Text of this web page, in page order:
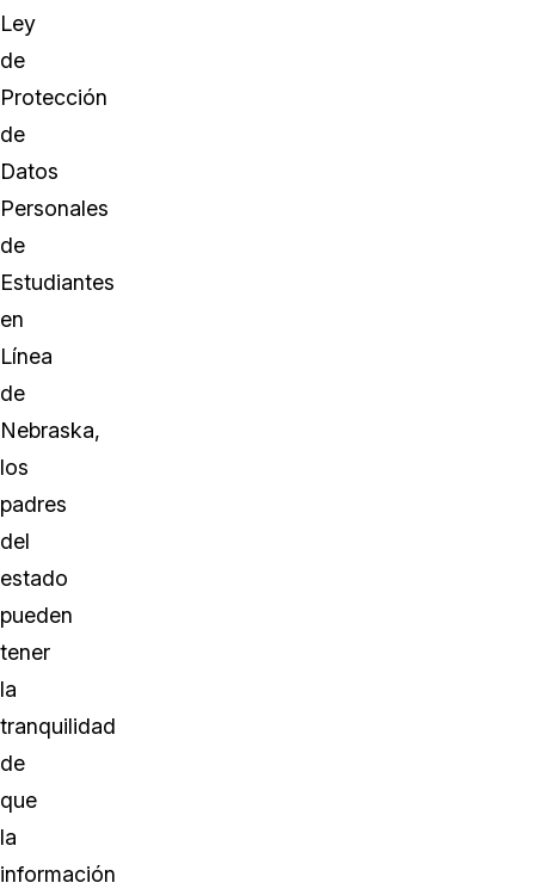
Ley
de
Protección
de
Datos
Personales
de
Estudiantes
en
Línea
de
Nebraska,
los
padres
del
estado
pueden
tener
la
tranquilidad
de
que
la
información